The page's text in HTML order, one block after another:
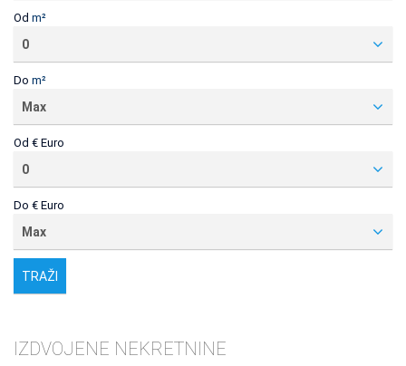
Od m²
0
Do m²
Max
Od € Euro
0
Do € Euro
Max
IZDVOJENE NEKRETNINE